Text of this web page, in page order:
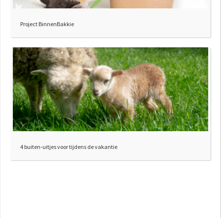
Project BinnenBakkie
4 buiten-uitjes voor tijdens de vakantie